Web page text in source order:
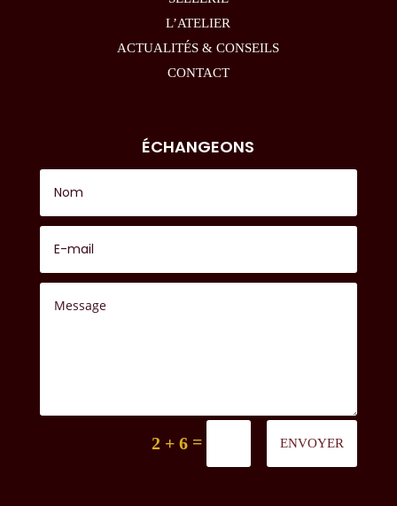
L’ATELIER
ACTUALITÉS & CONSEILS
CONTACT
ÉCHANGEONS
2 + 6 = ENVOYER